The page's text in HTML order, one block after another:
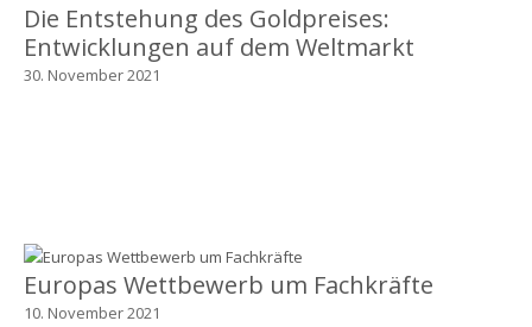
Die Entstehung des Goldpreises:
Entwicklungen auf dem Weltmarkt
30. November 2021
Europas Wettbewerb um Fachkräfte
10. November 2021